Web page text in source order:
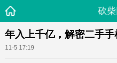
砍柴
年入上千亿，解密二手
11-5 17:19